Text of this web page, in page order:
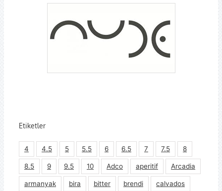
Etiketler
4 4.5 5 5.5 6 6.5 7 7.5 8
8.5 9 9.5 10 Adco aperitif Arcadia
armanyak bira bitter brendi calvados